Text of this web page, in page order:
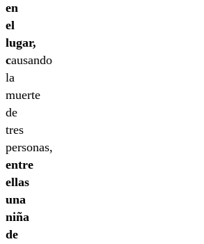
en
el
lugar,
causando
la
muerte
de
tres
personas,
entre
ellas
una
niña
de